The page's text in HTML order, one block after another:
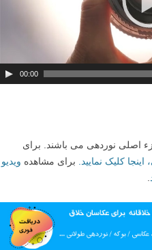
00:00
اصلی نوردهی می باشند. برای
کلیک نمایید. برای مشاهده ویدیو
.